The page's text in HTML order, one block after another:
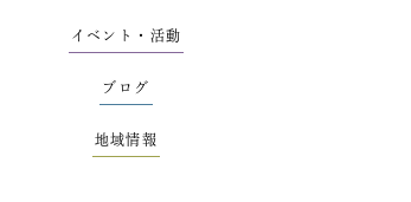
イベント・活動
ブログ
地域情報